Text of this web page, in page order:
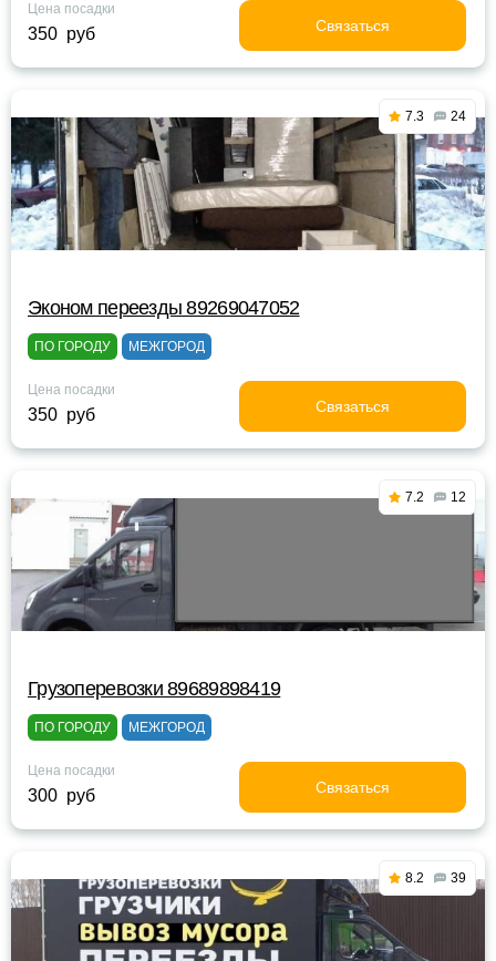
Цена посадки
350 руб Связаться
7.3 24
Эконом переезды 89269047052
ПО ГОРОДУ МЕЖГОРОД
Цена посадки
350 руб Связаться
7.2 12
Грузоперевозки 89689898419
ПО ГОРОДУ МЕЖГОРОД
Цена посадки
300 руб Связаться
8.2 39